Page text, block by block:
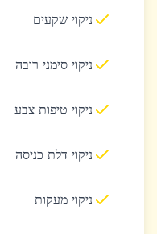
ניקוי שקעים
ניקוי סימני רובה
ניקוי טיפות צבע
ניקוי דלת כניסה
ניקוי מעקות